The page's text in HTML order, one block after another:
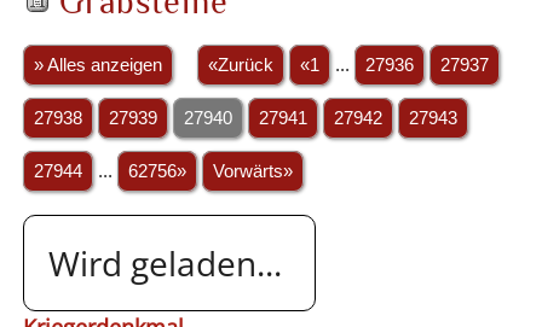
» Alles anzeigen «Zurück «1 ... 27936 27937
27938 27939 27940 27941 27942 27943
27944 ... 62756» Vorwärts»
Wird geladen...